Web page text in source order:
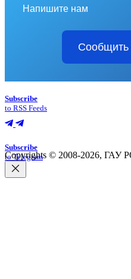
Напишите нам
Сообщить
Subscribe
to RSS Feeds
Subscribe
to Telegram
Copyrights © 2008-2026, ГАУ